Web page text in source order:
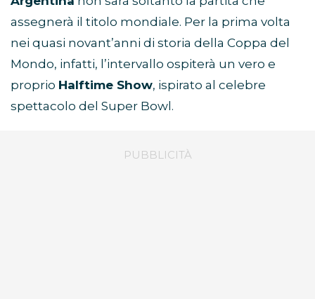
assegnerà il titolo mondiale. Per la prima volta
nei quasi novant’anni di storia della Coppa del
Mondo, infatti, l’intervallo ospiterà un vero e
proprio Halftime Show, ispirato al celebre
spettacolo del Super Bowl.